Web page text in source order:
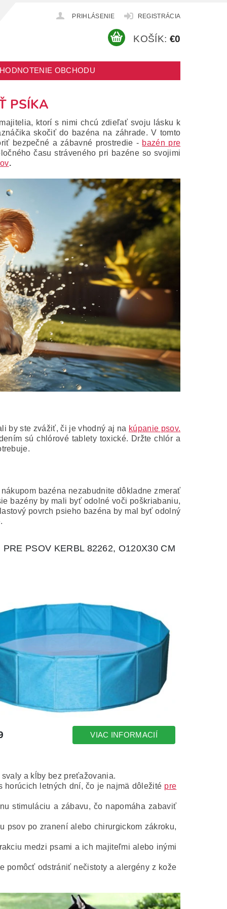
PRIHLÁSENIE REGISTRÁCIA
KOŠÍK: €0
HODNOTENIE OBCHODU
PSÍKA
ktorí s nimi chcú zdieľať svoju lásku k
skočiť do bazéna na záhrade. V tomto
bezpečné a zábavné prostredie - bazén pre
času stráveného pri bazéne so svojimi
.
by ste zvážiť, či je vhodný aj na kúpanie psov.
sú chlórové tablety toxické. Držte chlór a
bazéna nezabudnite dôkladne zmerať
bazény by mali byť odolné voči poškriabaniu,
povrch psieho bazéna by mal byť odolný
a kĺby bez preťažovania.
letných dní, čo je najmä dôležité pre
stimuláciu a zábavu, čo napomáha zabaviť
po zranení alebo chirurgickom zákroku,
medzi psami a ich majiteľmi alebo inými
pomôcť odstrániť nečistoty a alergény z kože